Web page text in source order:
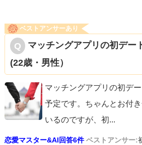
ベストアンサーあり
マッチングアプリの初デー
(22歳・男性）
マッチングアプリの初デ
予定です。ちゃんとお付
いるのですが、初...
恋愛マスター&AI回答6件 ベストアンサー: